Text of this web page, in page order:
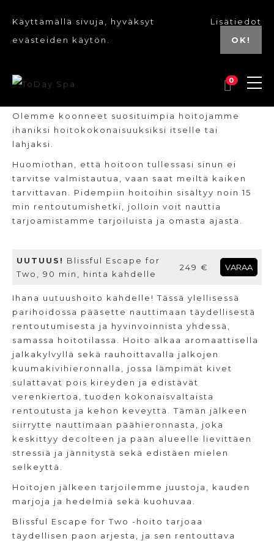
Käyttämällä sivuja, hyväksyt
evästeiden käytön.
Lisätiedot
OK!
0
HOITOPAKETIT
Olemme koonneet suosituimpia hoitojamme
ihaniksi hoitokokonaisuuksiksi itselle tai
lahjaksi.
Huomiothan, että hoitoon tullessasi sinun ei
tarvitse valmistautua, vaan saat meiltä kaiken
tarvittavan. Pidempiin hoitoihin sisältyy noin 15
min rentoutumishetki, jolloin voit nauttia
tarjoamistamme tarjoiluista ja omasta ajasta.
UUTUUS! Blissful Escape for
Two, 90 min, hinta kahdelle
249 € VARAA
Ihana uutuushoito kahdelle! Tässä ylellisessä
parihoidossa pääsette nauttimaan täydellisestä
rentoutumisesta ja hyvinvoinnista yhdessä,
samassa hoitotilassa. Hoito alkaa aromaattisella
jalkakylvyllä sekä rauhoittavalla jalkojen
kuumakivihieronnalla, jossa lämpimät kivet
sulattavat pois kireyden ja edistävät
verenkiertoa, tuoden kokonaisvaltaista
rentoutusta ja kehon keveyttä. Tämän jälkeen
siirrytte nauttimaan päähieronnasta, joka
keskittyy decolteen ja pään alueelle lievittäen
stressiä ja jännitystä sekä edistäen mielen
selkeyttä.
Hoitojen jälkeen tarjoilemme juustoja, kauden
marjoja ja hedelmiä sekä kuohuvaa.
Blissful Escape for Two -hoito tarjoaa
täydellisen paon arjesta, ja sen rentouttava